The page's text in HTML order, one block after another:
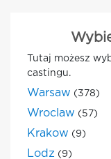
Tutaj możesz
castingu.
Warsaw (378)
Wroclaw (57)
Krakow (9)
Lodz (9)